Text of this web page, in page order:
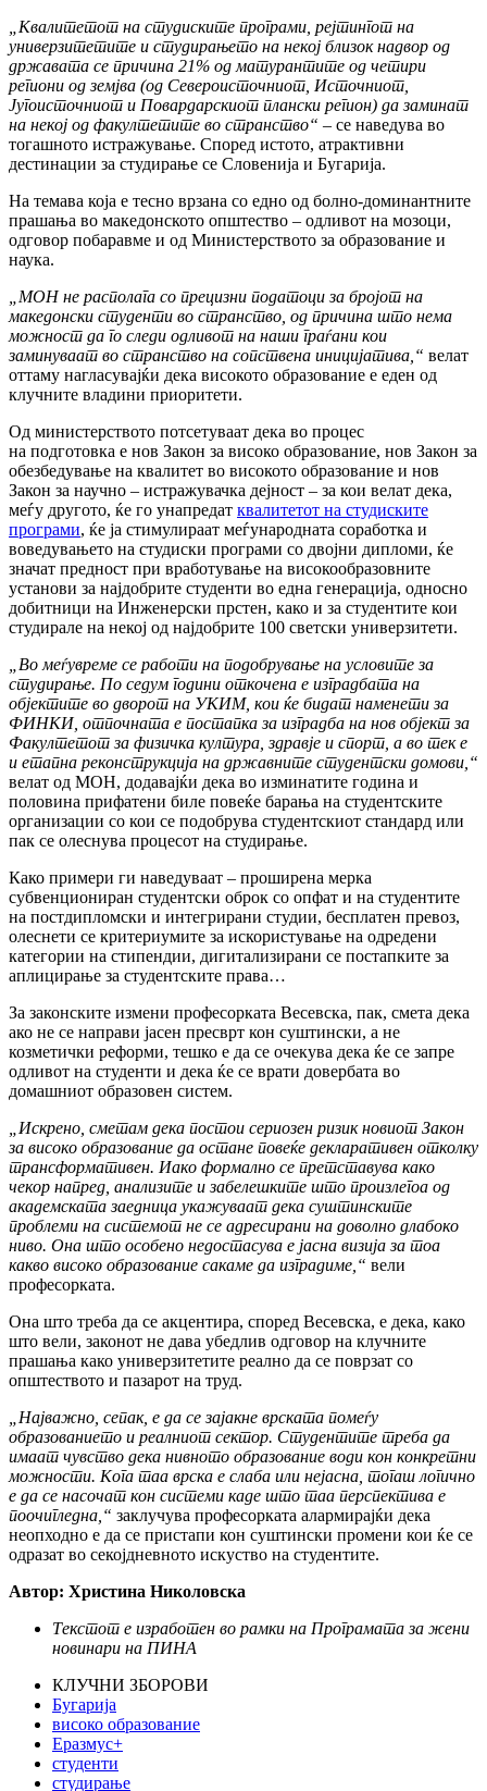
„Квалитетот на студиските програми, рејтингот на
универзитетите и студирањето на некој близок надвор од
државата се причина 21% од матурантите од четири
региони од земјва (од Североисточниот, Источниот,
Југоисточниот и Повардарскиот плански регион) да заминат
на некој од факултетите во странство“ – се наведува во
тогашното истражување. Според истото, атрактивни
дестинации за студирање се Словенија и Бугарија.
На темава која е тесно врзана со едно од болно-доминантните
прашања во македонското општество – одливот на мозоци,
одговор побаравме и од Министерството за образование и
наука.
„МОН не располага со прецизни податоци за бројот на
македонски студенти во странство, од причина што нема
можност да го следи одливот на наши граѓани кои
заминуваат во странство на сопствена иницијатива,“ велат
оттаму нагласувајќи дека високото образование е еден од
клучните владини приоритети.
Од министерството потсетуваат дека во процес
на подготовка е нов Закон за високо образование, нов Закон за
обезбедување на квалитет во високото образование и нов
Закон за научно – истражувачка дејност – за кои велат дека,
меѓу другото, ќе го унапредат квалитетот на студиските
програми, ќе ја стимулираат меѓународната соработка и
воведувањето на студиски програми со двојни дипломи, ќе
значат предност при вработување на високообразовните
установи за најдобрите студенти во една генерација, односно
добитници на Инженерски прстен, како и за студентите кои
студирале на некој од најдобрите 100 светски универзитети.
„Во меѓувреме се работи на подобрување на условите за
студирање. По седум години откочена е изградбата на
објектите во дворот на УКИМ, кои ќе бидат наменети за
ФИНКИ, отпочната е постапка за изградба на нов објект за
Факултетот за физичка култура, здравје и спорт, а во тек е
и етапна реконструкција на државните студентски домови,“
велат од МОН, додавајќи дека во изминатите година и
половина прифатени биле повеќе барања на студентските
организации со кои се подобрува студентскиот стандард или
пак се олеснува процесот на студирање.
Како примери ги наведуваат – проширена мерка
субвенциониран студентски оброк со опфат и на студентите
на постдипломски и интегрирани студии, бесплатен превоз,
олеснети се критериумите за искористување на одредени
категории на стипендии, дигитализирани се постапките за
аплицирање за студентските права…
За законските измени професорката Весевска, пак, смета дека
ако не се направи јасен пресврт кон суштински, а не
козметички реформи, тешко е да се очекува дека ќе се запре
одливот на студенти и дека ќе се врати довербата во
домашниот образовен систем.
„Искрено, сметам дека постои сериозен ризик новиот Закон
за високо образование да остане повеќе декларативен отколку
трансформативен. Иако формално се претставува како
чекор напред, анализите и забелешките што произлегоа од
академската заедница укажуваат дека суштинските
проблеми на системот не се адресирани на доволно длабоко
ниво. Она што особено недостасува е јасна визија за тоа
какво високо образование сакаме да изградиме,“ вели
професорката.
Она што треба да се акцентира, според Весевска, е дека, како
што вели, законот не дава убедлив одговор на клучните
прашања како универзитетите реално да се поврзат со
општеството и пазарот на труд.
„Најважно, сепак, е да се зајакне врската помеѓу
образованието и реалниот сектор. Студентите треба да
имаат чувство дека нивното образование води кон конкретни
можности. Кога таа врска е слаба или нејасна, тогаш логично
е да се насочат кон системи каде што таа перспектива е
поочигледна,“ заклучува професорката алармирајќи дека
неопходно е да се пристапи кон суштински промени кои ќе се
одразат во секојдневното искуство на студентите.
Автор: Христина Николовска
Текстот е изработен во рамки на Програмата за жени
новинари на ПИНА
КЛУЧНИ ЗБОРОВИ
Бугарија
високо образование
Еразмус+
студенти
студирање